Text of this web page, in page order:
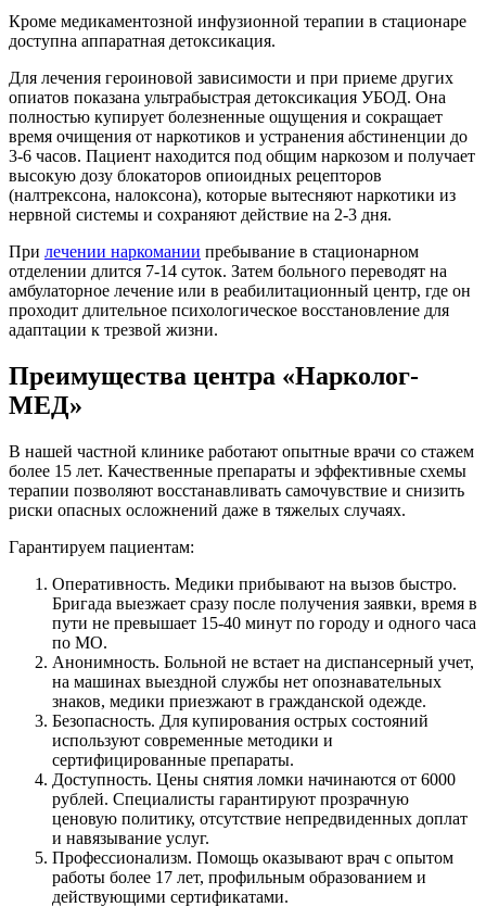
Кроме медикаментозной инфузионной терапии в стационаре
доступна аппаратная детоксикация.
Для лечения героиновой зависимости и при приеме других
опиатов показана ультрабыстрая детоксикация УБОД. Она
полностью купирует болезненные ощущения и сокращает
время очищения от наркотиков и устранения абстиненции до
3-6 часов. Пациент находится под общим наркозом и получает
высокую дозу блокаторов опиоидных рецепторов
(налтрексона, налоксона), которые вытесняют наркотики из
нервной системы и сохраняют действие на 2-3 дня.
При лечении наркомании пребывание в стационарном
отделении длится 7-14 суток. Затем больного переводят на
амбулаторное лечение или в реабилитационный центр, где он
проходит длительное психологическое восстановление для
адаптации к трезвой жизни.
Преимущества центра «Нарколог-
МЕД»
В нашей частной клинике работают опытные врачи со стажем
более 15 лет. Качественные препараты и эффективные схемы
терапии позволяют восстанавливать самочувствие и снизить
риски опасных осложнений даже в тяжелых случаях.
Гарантируем пациентам:
Оперативность. Медики прибывают на вызов быстро.
Бригада выезжает сразу после получения заявки, время в
пути не превышает 15-40 минут по городу и одного часа
по МО.
Анонимность. Больной не встает на диспансерный учет,
на машинах выездной службы нет опознавательных
знаков, медики приезжают в гражданской одежде.
Безопасность. Для купирования острых состояний
используют современные методики и
сертифицированные препараты.
Доступность. Цены снятия ломки начинаются от 6000
рублей. Специалисты гарантируют прозрачную
ценовую политику, отсутствие непредвиденных доплат
и навязывание услуг.
Профессионализм. Помощь оказывают врач с опытом
работы более 17 лет, профильным образованием и
действующими сертификатами.